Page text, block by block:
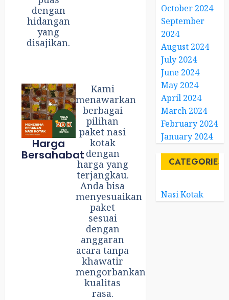
dengan
hidangan
yang
disajikan.
Harga
Bersahabat
Kami
menawarkan
berbagai
pilihan
paket nasi
kotak
dengan
harga yang
terjangkau.
Anda bisa
menyesuaikan
paket
sesuai
dengan
anggaran
acara tanpa
khawatir
mengorbankan
kualitas
rasa.
October 2024
September
2024
August 2024
July 2024
June 2024
May 2024
April 2024
March 2024
February 2024
January 2024
CATEGORIES
Nasi Kotak